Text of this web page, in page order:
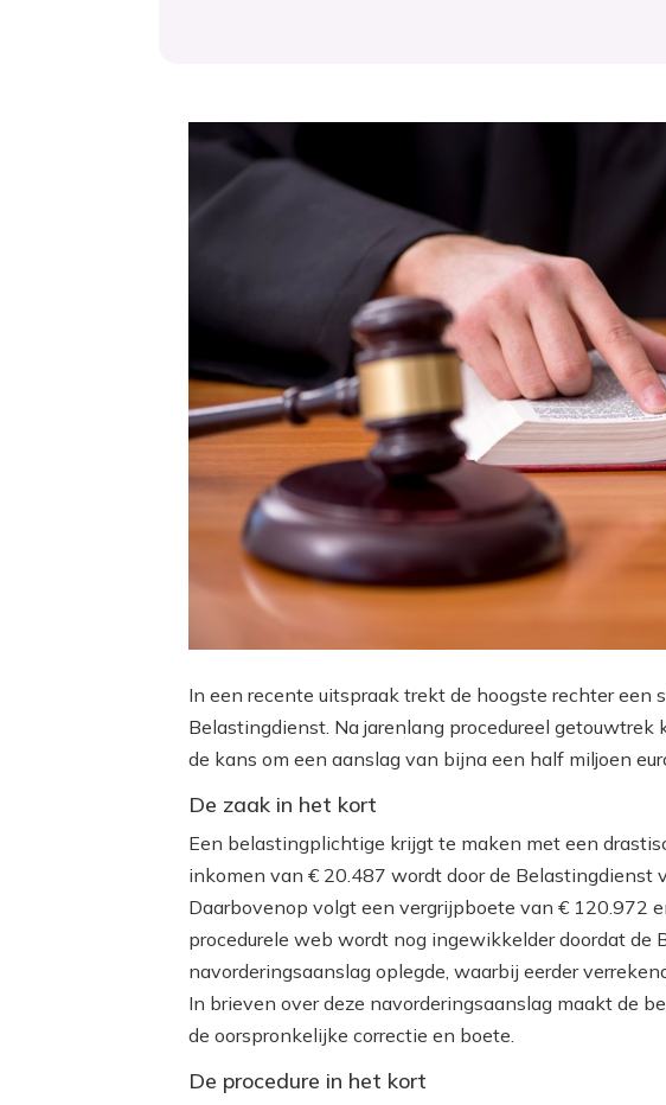
In een recente uitspraak trekt de hoogste rechter een
Belastingdienst. Na jarenlang procedureel
de kans om een aanslag van bijna een half miljoen
De zaak in het kort
Een belastingplichtige krijgt te maken met een
inkomen van € 20.487 wordt door de Belastingdienst
Daarbovenop volgt een vergrijpboete van € 120.972
procedurele web wordt nog ingewikkelder doordat de
navorderingsaanslag oplegde, waarbij eerder
In brieven over deze navorderingsaanslag maakt de
de oorspronkelijke correctie en boete.
De procedure in het kort